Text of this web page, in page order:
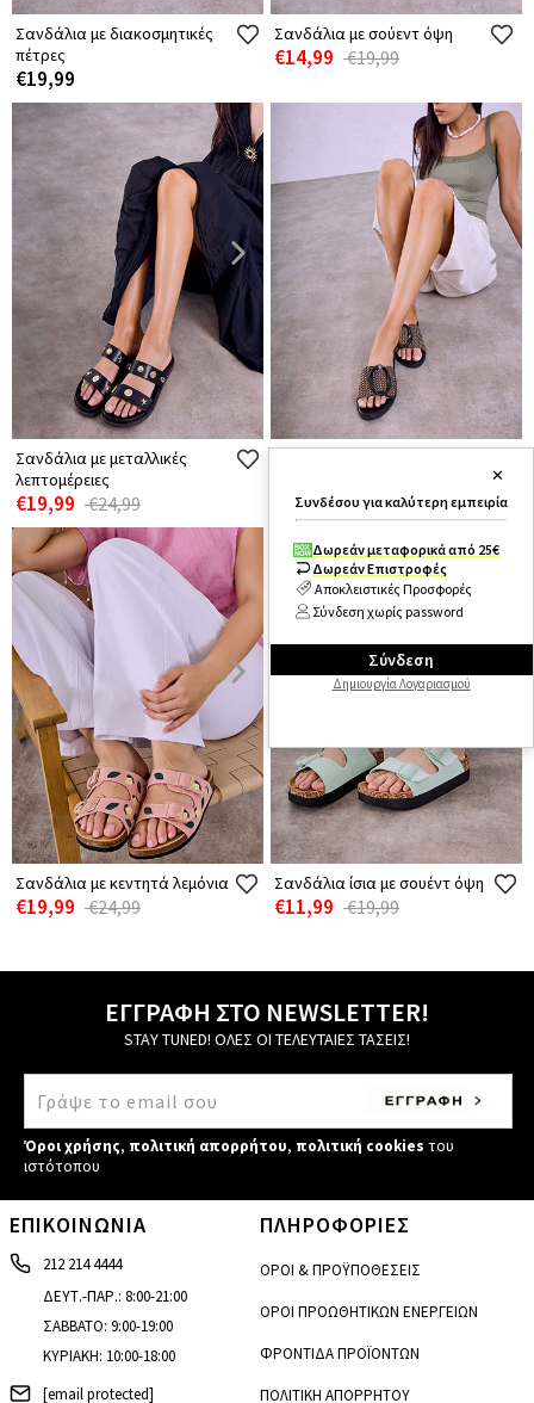
Σανδάλια με διακοσμητικές
πέτρες
€19,99
Σανδάλια με σούεντ όψη
€14,99 €19,99
Σανδάλια με μεταλλικές
λεπτομέρειες
€19,99 €24,99
Σανδάλια με κεντητά λεμόνια
€19,99 €24,99
Σανδάλια ίσια με σουέντ όψη
€11,99 €19,99
ΕΓΓΡΑΦΗ ΣΤΟ NEWSLETTER!
STAY TUNED! ΟΛΕΣ ΟΙ ΤΕΛΕΥΤΑΙΕΣ ΤΑΣΕΙΣ!
Όροι χρήσης, πολιτική απορρήτου, πολιτική cookies του
ιστότοπου
ΕΠΙΚΟΙΝΩΝΙΑ
212 214 4444
ΔΕΥΤ.-ΠΑΡ.: 8:00-21:00
ΣΑΒΒΑΤΟ: 9:00-19:00
ΚΥΡΙΑΚΗ: 10:00-18:00
[email protected]
ΠΛΗΡΟΦΟΡΙΕΣ
ΟΡΟΙ & ΠΡΟΫΠΟΘΕΣΕΙΣ
ΟΡΟΙ ΠΡΟΩΘΗΤΙΚΩΝ ΕΝΕΡΓΕΙΩΝ
ΦΡΟΝΤΙΔΑ ΠΡΟΪΟΝΤΩΝ
ΠΟΛΙΤΙΚΗ ΑΠΟΡΡΗΤΟΥ
✕
Συνδέσου για καλύτερη εμπειρία
Δωρεάν μεταφορικά από 25€
Δωρεάν Επιστροφές
Αποκλειστικές Προσφορές
Σύνδεση χωρίς password
Σύνδεση
Δημιουργία Λογαριασμού